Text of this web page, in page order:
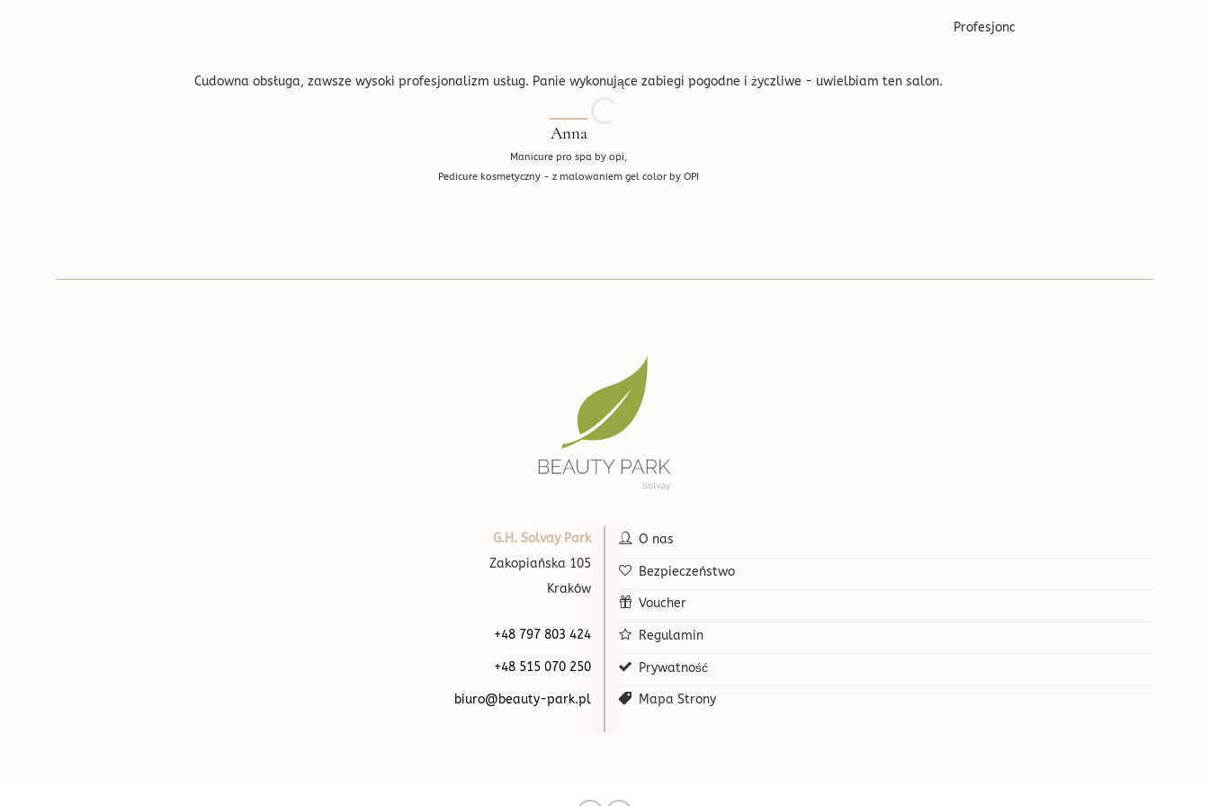
Cudowna obsługa, zawsze wysoki profesjonalizm usług. Panie wykonujące zabiegi pogodne i życzliwe - uwielbiam ten salon.
Anna
Manicure pro spa by opi,
Pedicure kosmetyczny - z malowaniem gel color by OPI
Profesjonalnie wykonana usługa, w
G.H. Solvay Park
Zakopiańska 105
Kraków
+48 797 803 424
+48 515 070 250
biuro@beauty-park.pl
O nas
Bezpieczeństwo
Voucher
Regulamin
Prywatność
Mapa Strony